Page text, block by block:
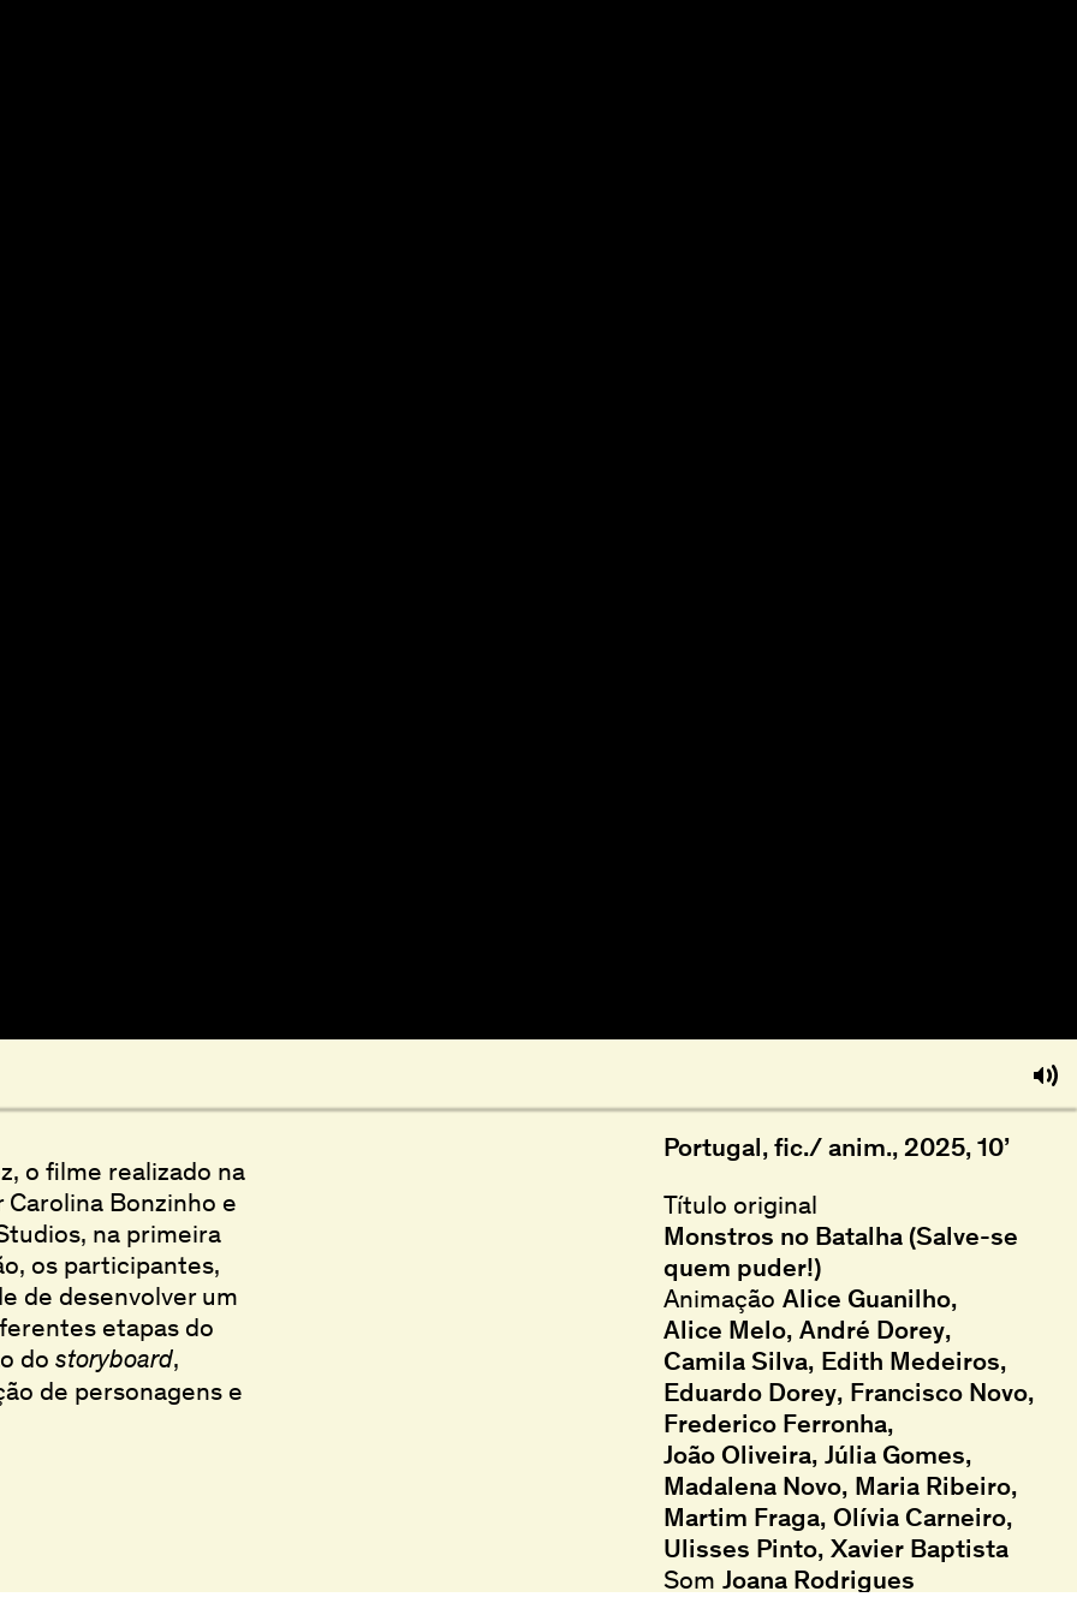
o filme realizado na
Bonzinho e
na primeira
os participantes,
de desenvolver um
etapas do
do storyboard,
de personagens e
Portugal, fic./ anim., 2025, 10’
Título original
Monstros no Batalha (Salve-se
quem puder!)
Animação Alice Guanilho,
Alice Melo, André Dorey,
Camila Silva, Edith Medeiros,
Eduardo Dorey, Francisco Novo,
Frederico Ferronha,
João Oliveira, Júlia Gomes,
Madalena Novo, Maria Ribeiro,
Martim Fraga, Olívia Carneiro,
Ulisses Pinto, Xavier Baptista
Som Joana Rodrigues